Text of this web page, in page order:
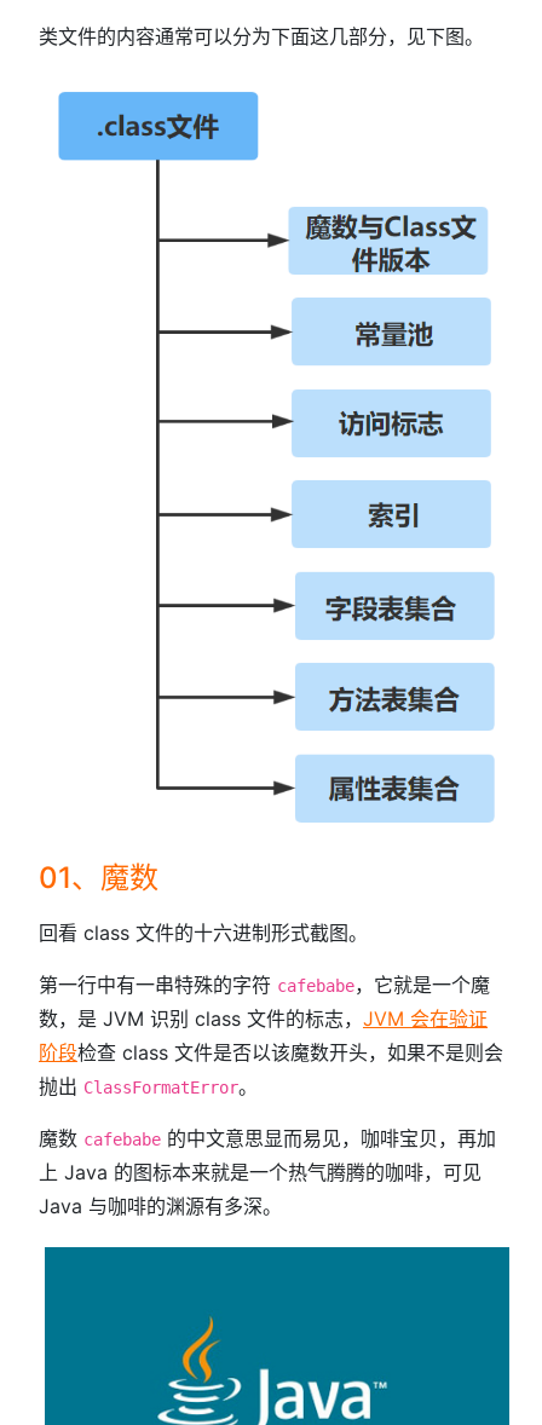
类文件的内容通常可以分为下面这几部分，见下图。
01、魔数
回看 class 文件的十六进制形式截图。
第一行中有一串特殊的字符 cafebabe，它就是一个魔
数，是 JVM 识别 class 文件的标志， JVM 会在验证
阶段检查 class 文件是否以该魔数开头，如果不是则会
抛出 ClassFormatError。
魔数 cafebabe 的中文意思显而易见，咖啡宝贝，再加
上 Java 的图标本来就是一个热气腾腾的咖啡，可见
Java 与咖啡的渊源有多深。